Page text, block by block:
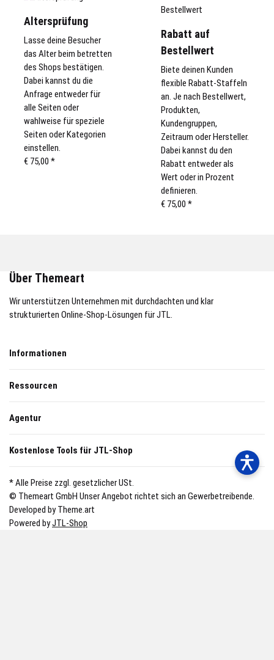
Altersprüfung
Lasse deine Besucher
das Alter beim betretten
des Shops bestätigen.
Dabei kannst du die
Anfrage entweder für
alle Seiten oder
wahlweise für speziele
Seiten oder Kategorien
einstellen.
€ 75,00 *
Rabatt auf
Bestellwert
Biete deinen Kunden
flexible Rabatt-Staffeln
an. Je nach Bestellwert,
Produkten,
Kundengruppen,
Zeitraum oder Hersteller.
Dabei kannst du den
Rabatt entweder als
Wert oder in Prozent
definieren.
€ 75,00 *
Über Themeart
Wir unterstützen Unternehmen mit durchdachten und klar
strukturierten Online-Shop-Lösungen für JTL.
Informationen
Ressourcen
Agentur
Kostenlose Tools für JTL-Shop
* Alle Preise zzgl. gesetzlicher USt.
© Themeart GmbH Unser Angebot richtet sich an Gewerbetreibende.
Developed by Theme.art
Powered byJTL-Shop